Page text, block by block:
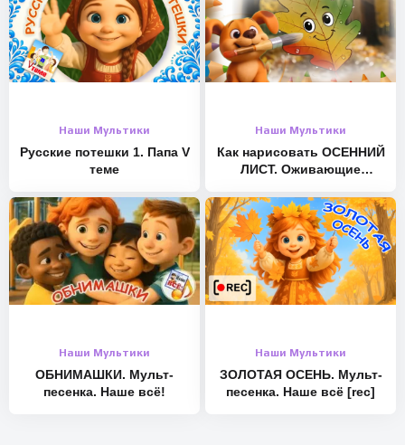
Наши Мультики
Русские потешки 1. Папа V
теме
Наши Мультики
Как нарисовать ОСЕННИЙ
ЛИСТ. Оживающие
Наши Мультики
ОБНИМАШКИ. Мульт-
песенка. Наше всё!
Наши Мультики
ЗОЛОТАЯ ОСЕНЬ. Мульт-
песенка. Наше всё [rec]